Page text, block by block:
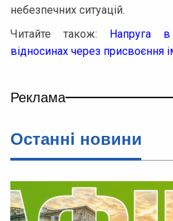
небезпечних ситуацій.
Читайте також: Напруга в
відносинах через присвоєння
Реклама
Останнi новини